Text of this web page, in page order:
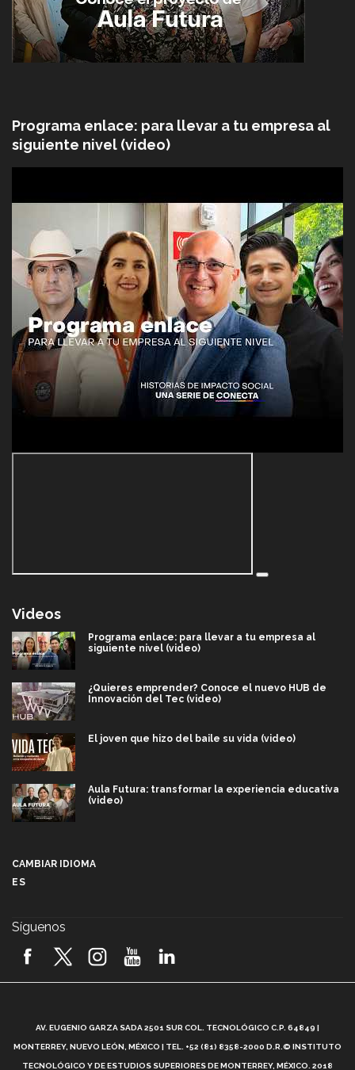
Programa enlace: para llevar a tu empresa al
siguiente nivel (video)
Videos
Programa enlace: para llevar a tu empresa al
siguiente nivel (video)
¿Quieres emprender? Conoce el nuevo HUB de
Innovación del Tec (video)
El joven que hizo del baile su vida (video)
Aula Futura: transformar la experiencia educativa
(video)
2026! (video)
¿Cómo es el Modelo Educativo Tec? (video)
CAMBIAR IDIOMA
ES
Síguenos
AV. EUGENIO GARZA SADA 2501 SUR COL. TECNOLÓGICO C.P. 64849 |
MONTERREY, NUEVO LEÓN, MÉXICO | TEL. +52 (81) 8358-2000 D.R.© INSTITUTO
TECNOLÓGICO Y DE ESTUDIOS SUPERIORES DE MONTERREY, MÉXICO. 2018